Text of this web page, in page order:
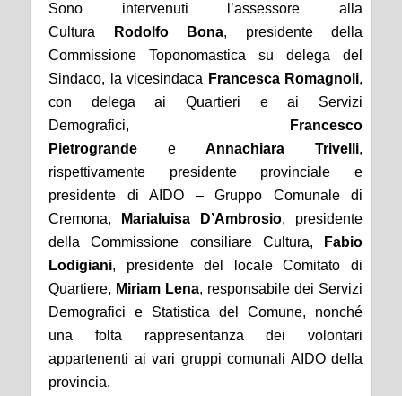
Sono intervenuti l’assessore alla
Cultura
Rodolfo Bona, presidente della
Commissione Toponomastica su delega del
Sindaco, la vicesindaca Francesca Romagnoli,
con delega ai Quartieri e ai Servizi
Demografici,
Francesco
Pietrogrande eAnnachiara Trivelli,
rispettivamente presidente provinciale e
presidente di AIDO – Gruppo Comunale di
Cremona,
Marialuisa D’Ambrosio, presidente
della Commissione consiliare Cultura,
Fabio
Lodigiani, presidente del locale Comitato di
Quartiere, Miriam Lena, responsabile dei Servizi
Demografici e Statistica del Comune, nonché
una folta rappresentanza dei volontari
appartenenti ai vari gruppi comunali AIDO della
provincia.